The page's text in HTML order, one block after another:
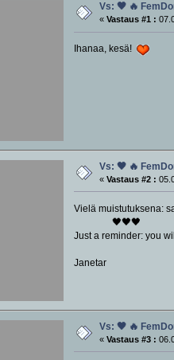
Vs: 🖤 🔥
«Vastaus #1 :
Ihanaa, kesä!
Vs: 🖤 🔥
«Vastaus #2 :
Vielä muistutuksena:
🖤🖤🖤
Just a reminder: you
Janetar
Vs: 🖤 🔥
«Vastaus #3 :